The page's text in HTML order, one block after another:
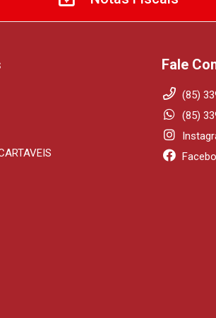
Fale
(85)
(85)